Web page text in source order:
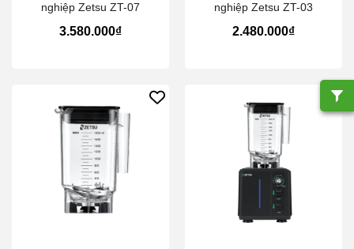
nghiệp Zetsu ZT-07
3.580.000₫
nghiệp Zetsu ZT-03
2.480.000₫